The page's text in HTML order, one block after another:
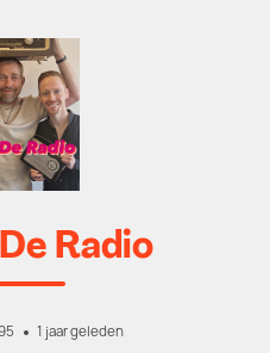
Radio
1 jaar geleden